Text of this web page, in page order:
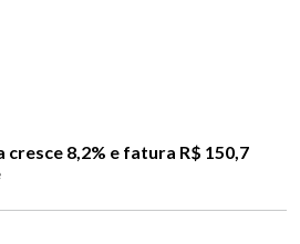
8,2% e fatura R$ 150,7